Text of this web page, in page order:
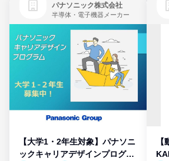
パナソニック株式会社
半導体・電子機器メーカー
【大学1・2年生対象】パナソニ
ックキャリアデザインプログラ